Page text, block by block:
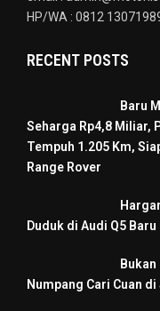
HP/WA : 0812
RECENT POSTS
Baru
Seharga Rp4,8 Miliar,
Tempuh 1.205 Km,
Range Rover
Duduk di Audi Q5
Numpang Cari Cuan di